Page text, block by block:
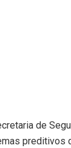
de
preditivos